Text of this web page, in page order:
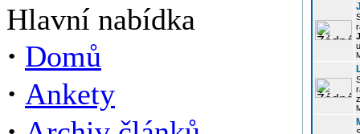
Hlavní nabídka
· Domů
· Ankety